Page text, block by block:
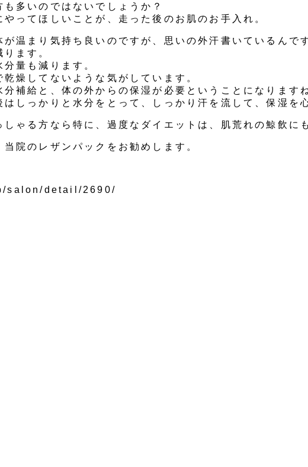
多いのではないでしょうか？
ってほしいことが、走った後のお肌のお手入れ。
温まり気持ち良いのですが、思いの外汗書いているんで
ます。
量も減ります。
燥してないような気がしています。
補給と、体の外からの保湿が必要ということになります
しっかりと水分をとって、しっかり汗を流して、保湿を
ゃる方なら特に、過度なダイエットは、肌荒れの鯨飲に
院のレザンパックをお勧めします。
salon/detail/2690/